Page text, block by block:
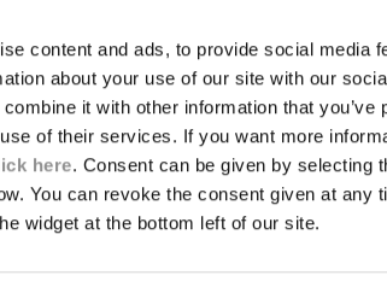
content and ads, to provide social media
about your use of our site with our
it with other information that you’ve
of their services. If you want more
here. Consent can be given by selecting
You can revoke the consent given at any
widget at the bottom left of our site.
UND SOZIALVERANTWORTUNG
LIEFERUNGEN
ALLGEMEINE
RÜCKSENDUNGEN
ALLGEMEINE